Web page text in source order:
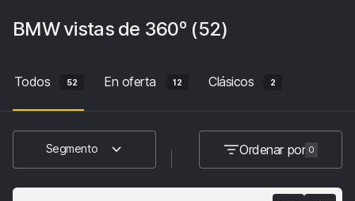
BMWvistas de 360º (52)
Todos 52 En oferta 12 Clásicos 2
Segmento Ordenar por 0